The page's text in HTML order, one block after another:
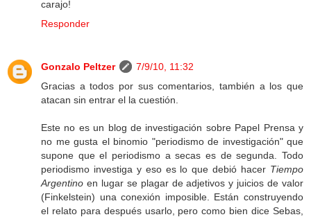
carajo!
Responder
Gonzalo Peltzer
7/9/10, 11:32
Gracias a todos por sus comentarios, también a los que
atacan sin entrar el la cuestión.
Este no es un blog de investigación sobre Papel Prensa y
no me gusta el binomio "periodismo de investigación" que
supone que el periodismo a secas es de segunda. Todo
periodismo investiga y eso es lo que debió hacer Tiempo
Argentino en lugar se plagar de adjetivos y juicios de valor
(Finkelstein) una conexión imposible. Están construyendo
el relato para después usarlo, pero como bien dice Sebas,